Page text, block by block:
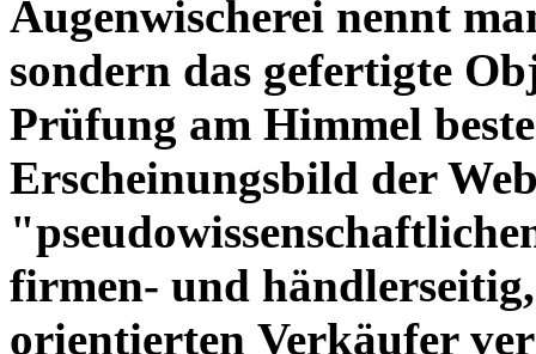
Augenwischerei nennt
sondern das gefertigte
Prüfung am Himmel
Erscheinungsbild der
firmen- und
orientierten Verkäufer